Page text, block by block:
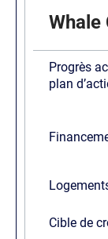
Whale
Progrès
plan
Cible de